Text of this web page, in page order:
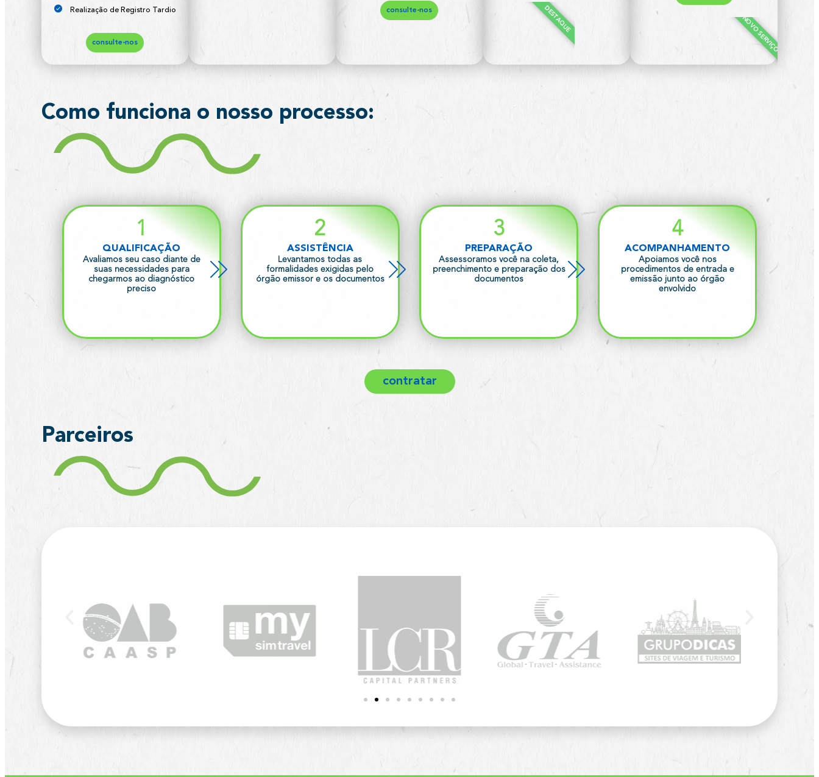
Realização de Registro Tardio
consulte-nos
consulte-nos DESTAQUE NOVO SERVIÇO
Como funciona o nosso processo:
1
QUALIFICAÇÃO
Avaliamos seu caso diante de
suas necessidades para
chegarmos ao diagnóstico
preciso
2
ASSISTÊNCIA
Levantamos todas as
formalidades exigidas pelo
órgão emissor e os documentos
3
PREPARAÇÃO
Assessoramos você na coleta,
preenchimento e preparação dos
documentos
4
ACOMPANHAMENTO
Apoiamos você nos
procedimentos de entrada e
emissão junto ao órgão
envolvido
contratar
Parceiros